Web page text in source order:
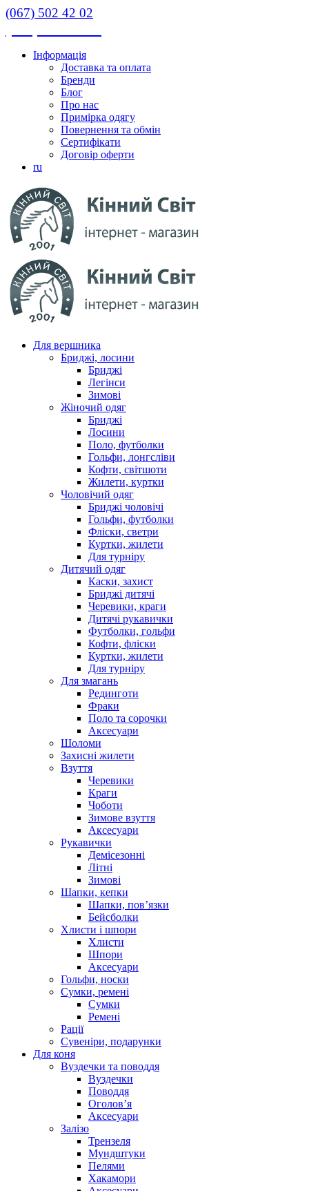
(067) 502 42 02
Інформація
Доставка та оплата
Бренди
Блог
Про нас
Примірка одягу
Повернення та обмін
Сертифікати
Договір оферти
ru
Для вершника
Бриджі, лосини
Бриджі
Легінси
Зимові
Жіночий одяг
Бриджі
Лосини
Поло, футболки
Гольфи, лонгсліви
Кофти, світшоти
Жилети, куртки
Чоловічий одяг
Бриджі чоловічі
Гольфи, футболки
Фліски, светри
Куртки, жилети
Для турніру
Дитячий одяг
Каски, захист
Бриджі дитячі
Черевики, краги
Дитячі рукавички
Футболки, гольфи
Кофти, фліски
Куртки, жилети
Для турніру
Для змагань
Рединготи
Фраки
Поло та сорочки
Аксесуари
Шоломи
Захисні жилети
Взуття
Черевики
Краги
Чоботи
Зимове взуття
Аксесуари
Рукавички
Демісезонні
Літні
Зимові
Шапки, кепки
Шапки, пов’язки
Бейсболки
Хлисти і шпори
Хлисти
Шпори
Аксесуари
Гольфи, носки
Сумки, ремені
Сумки
Ремені
Рації
Сувеніри, подарунки
Для коня
Вуздечки та поводдя
Вуздечки
Поводдя
Оголов’я
Аксесуари
Залізо
Трензеля
Мундштуки
Пелями
Хакамори